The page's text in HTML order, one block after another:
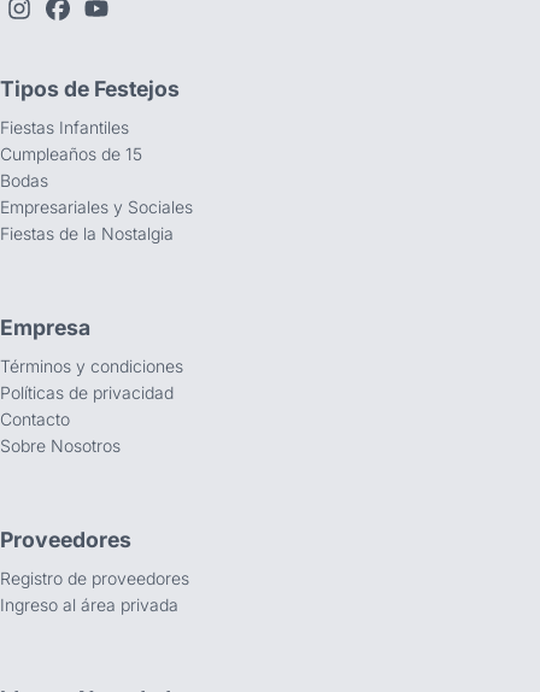
Tipos de Festejos
Fiestas Infantiles
Cumpleaños de 15
Bodas
Empresariales y Sociales
Fiestas de la Nostalgia
Empresa
Términos y condiciones
Políticas de privacidad
Contacto
Sobre Nosotros
Proveedores
Registro de proveedores
Ingreso al área privada